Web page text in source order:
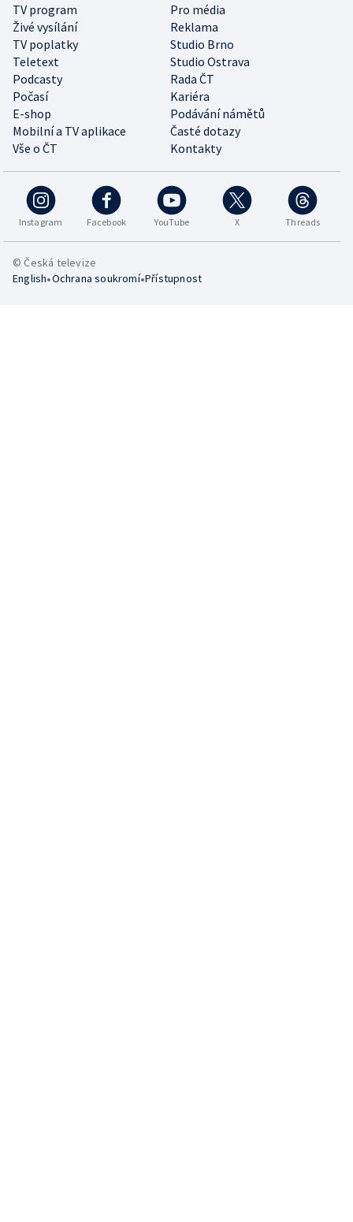
TV program
Pro média
Živé vysílání
Reklama
TV poplatky
Studio Brno
Teletext
Studio Ostrava
Podcasty
Rada ČT
Počasí
Kariéra
E-shop
Podávání námětů
Mobilní a TV aplikace
Časté dotazy
Vše o ČT
Kontakty
Instagram Facebook YouTube X Threads
© Česká televize
English•Ochrana soukromí•Přístupnost